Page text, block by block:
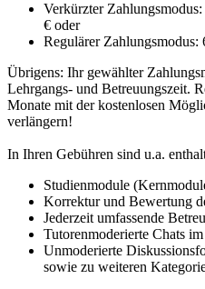
Verkürzter
€ oder
Regulärer
Übrigens: Ihr gewählter
Lehrgangs- und Betreuungszeit.
Monate mit der kostenlosen
verlängern!
In Ihren Gebühren sind u.a.
Studienmodule
Korrektur und Bewertung
Jederzeit umfassende
Tutorenmoderierte Chats
Unmoderierte
sowie zu weiteren